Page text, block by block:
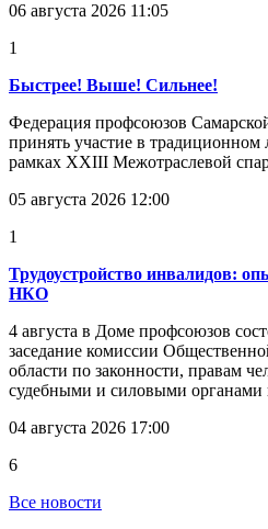
06 августа 2026 11:05
1
Быстрее! Выше! Сильнее!
Федерация профсоюзов
принять участие в традиционном
рамках XXIII Межотраслевой
05 августа 2026 12:00
1
Трудоустройство инвалидов:
НКО
4 августа в Доме профсоюзов
заседание комиссии
области по законности, правам
судебными и силовыми
04 августа 2026 17:00
6
Все новости